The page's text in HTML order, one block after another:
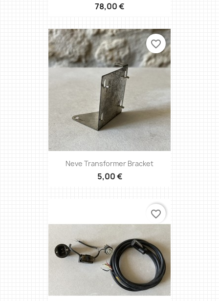
78,00 €
Neve Transformer Bracket
5,00 €
favorite_border
favorite_border